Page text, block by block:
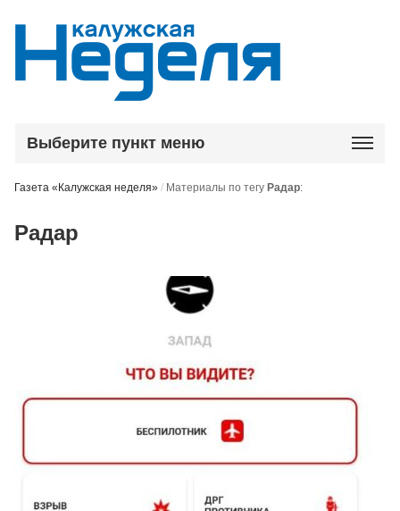
Выберите пункт меню
Газета «Калужская неделя» / Материалы по тегу Радар:
Радар